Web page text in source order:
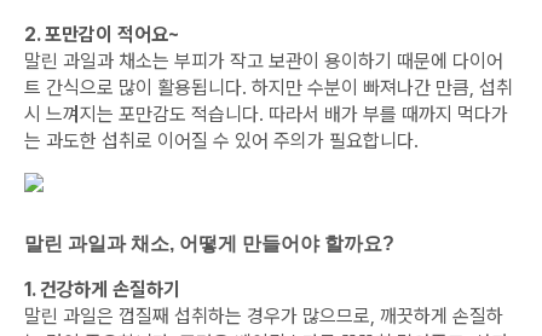
2. 포만감이 적어요~
말린 과일과 채소는 부피가 작고 보관이 용이하기 때문에 다이어
트 간식으로 많이 활용됩니다. 하지만 수분이 빠져나간 만큼, 섭취
시 느껴지는 포만감도 적습니다. 따라서 배가 부를 때까지 먹다가
는 과도한 섭취로 이어질 수 있어 주의가 필요합니다.
말린 과일과 채소, 어떻게 만들어야 할까요?
1. 건강하게 손질하기
말린 과일은 껍질째 섭취하는 경우가 많으므로, 깨끗하게 손질하